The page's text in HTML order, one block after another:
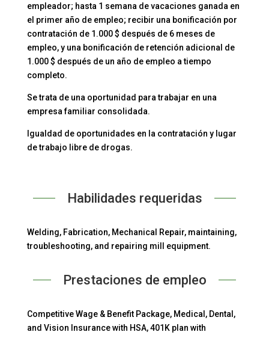
empleador; hasta 1 semana de vacaciones ganada en
el primer año de empleo; recibir una bonificación por
contratación de 1.000 $ después de 6 meses de
empleo, y una bonificación de retención adicional de
1.000 $ después de un año de empleo a tiempo
completo.
Se trata de una oportunidad para trabajar en una
empresa familiar consolidada.
Igualdad de oportunidades en la contratación y lugar
de trabajo libre de drogas.
Habilidades requeridas
Welding, Fabrication, Mechanical Repair, maintaining,
troubleshooting, and repairing mill equipment.
Prestaciones de empleo
Competitive Wage & Benefit Package, Medical, Dental,
and Vision Insurance with HSA, 401K plan with